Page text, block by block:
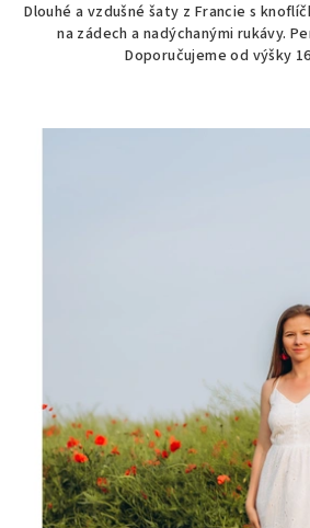
Dlouhé a vzdušné šaty z Francie s
na zádech a nadýchanými rukávy.
Doporučujeme od výšky